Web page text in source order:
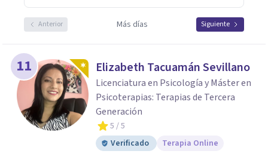
Anterior Más días Siguiente
11 Elizabeth Tacuamán Sevillano
Licenciatura en Psicología y Máster en
Psicoterapias: Terapias de Tercera
Generación
5 / 5
Verificado
Terapia Online